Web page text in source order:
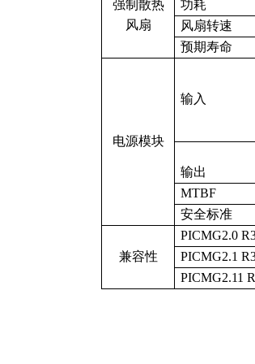
强制散热
风扇
功耗
风扇转速
预期寿命
电源模块
输入
输出
MTBF
安全标准
兼容性
PICMG2.0
PICMG2.1
PICMG2.11